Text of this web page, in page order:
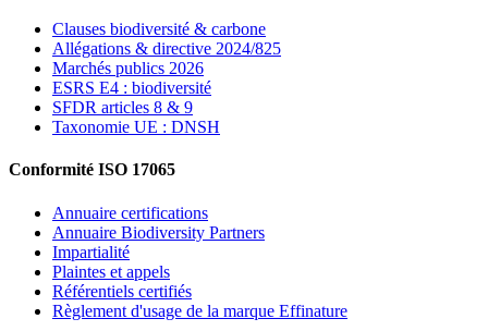
Clauses biodiversité & carbone
Allégations & directive 2024/825
Marchés publics 2026
ESRS E4 : biodiversité
SFDR articles 8 & 9
Taxonomie UE : DNSH
Conformité ISO 17065
Annuaire certifications
Annuaire Biodiversity Partners
Impartialité
Plaintes et appels
Référentiels certifiés
Règlement d'usage de la marque Effinature